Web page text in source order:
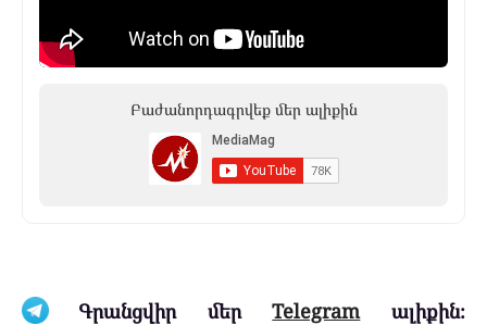
Բաժանորդագրվեք մեր ալիքին
Գրանցվիր մերTelegramալիքին։